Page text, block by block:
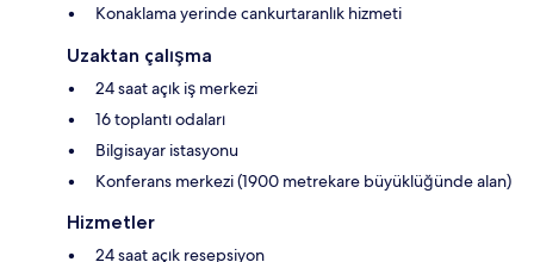
Konaklama yerinde cankurtaranlık hizmeti
Uzaktan çalışma
24 saat açık iş merkezi
16 toplantı odaları
Bilgisayar istasyonu
Konferans merkezi (1900 metrekare büyüklüğünde alan)
Hizmetler
24 saat açık resepsiyon